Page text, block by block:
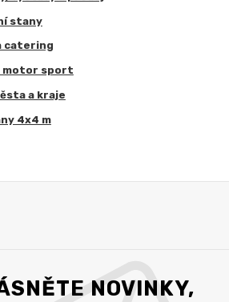
stany
catering
motor sport
a kraje
4x4 m
NOVINKY,